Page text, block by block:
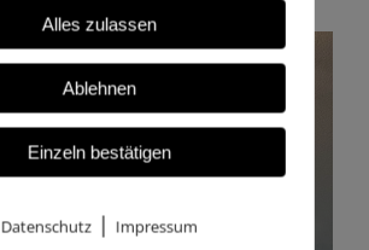
Alles zulassen
Ablehnen
Einzeln bestätigen
Datenschutz| Impressum